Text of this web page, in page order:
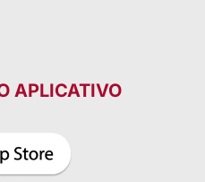
APLICATIVO